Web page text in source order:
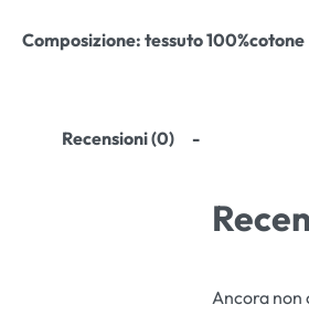
Composizione: tessuto 100%cotone
Recensioni (0)
Ancora non